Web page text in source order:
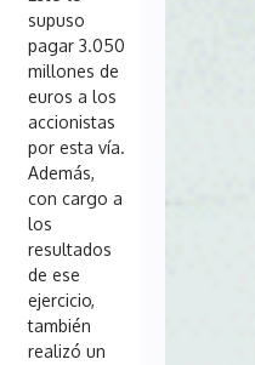
supuso
pagar 3.050
millones de
euros a los
accionistas
por esta vía.
Además,
con cargo a
los
resultados
de ese
ejercicio,
también
realizó un